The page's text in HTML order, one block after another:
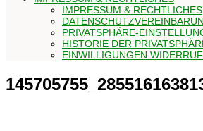
IMPRESSUM & RECHTLICHES
PRIVATSPHÄRE-
HISTORIE DER
EINWILLIGUNGEN